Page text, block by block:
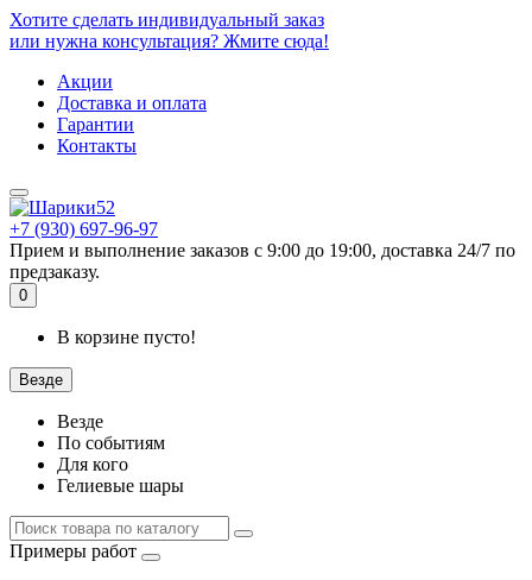
Хотите сделать индивидуальный заказ
или нужна консультация? Жмите сюда!
Акции
Доставка и оплата
Гарантии
Контакты
+7 (930) 697-96-97
Прием и выполнение заказов с 9:00 до 19:00, доставка 24/7 по
предзаказу.
0
В корзине пусто!
Везде
Везде
По событиям
Для кого
Гелиевые шары
Примеры работ